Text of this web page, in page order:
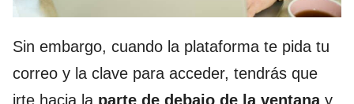
Sin embargo, cuando la plataforma te pida tu
correo y la clave para acceder, tendrás que
irte hacia la parte de debajo de la ventanay